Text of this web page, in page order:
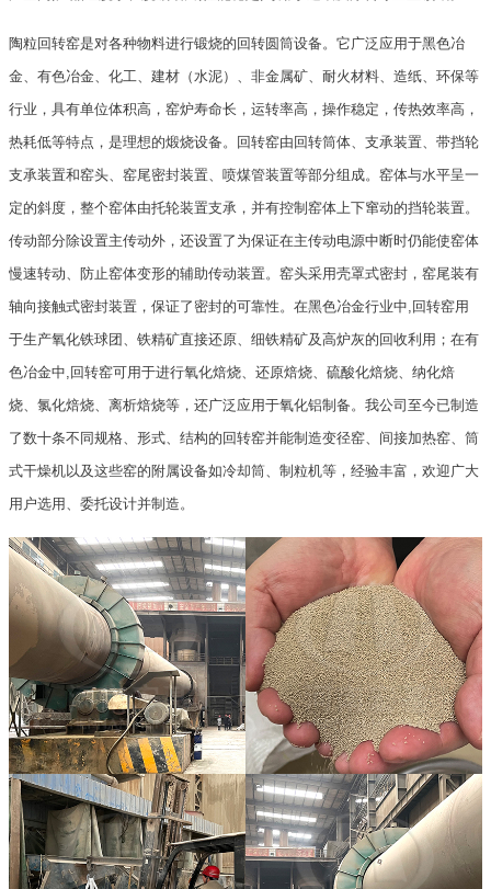
陶粒回转窑是对各种物料进行锻烧的回转圆筒设备。它广泛应用于黑色冶
金、有色冶金、化工、建材（水泥）、非金属矿、耐火材料、造纸、环保等
行业，具有单位体积高，窑炉寿命长，运转率高，操作稳定，传热效率高，
热耗低等特点，是理想的煅烧设备。回转窑由回转筒体、支承装置、带挡轮
支承装置和窑头、窑尾密封装置、喷煤管装置等部分组成。窑体与水平呈一
定的斜度，整个窑体由托轮装置支承，并有控制窑体上下窜动的挡轮装置。
传动部分除设置主传动外，还设置了为保证在主传动电源中断时仍能使窑体
慢速转动、防止窑体变形的辅助传动装置。窑头采用壳罩式密封，窑尾装有
轴向接触式密封装置，保证了密封的可靠性。在黑色冶金行业中,回转窑用
于生产氧化铁球团、铁精矿直接还原、细铁精矿及高炉灰的回收利用；在有
色冶金中,回转窑可用于进行氧化焙烧、还原焙烧、硫酸化焙烧、纳化焙
烧、氯化焙烧、离析焙烧等，还广泛应用于氧化铝制备。我公司至今已制造
了数十条不同规格、形式、结构的回转窑并能制造变径窑、间接加热窑、筒
式干燥机以及这些窑的附属设备如冷却筒、制粒机等，经验丰富，欢迎广大
用户选用、委托设计并制造。